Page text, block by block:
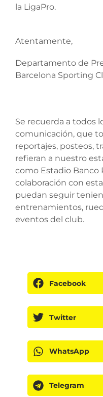
la LigaPro.
Atentamente,
Departamento de
Barcelona Sporting
Se recuerda a todos
comunicación, que
reportajes, posteos,
refieran a nuestro
como Estadio Banco
colaboración con
puedan seguir
entrenamientos,
eventos del club.
Facebook
Twitter
WhatsApp
Telegram